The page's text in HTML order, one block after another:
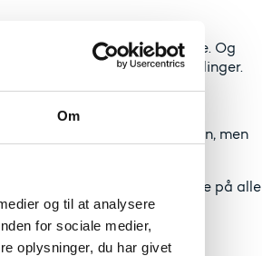
Om
og til at analysere
for sociale medier,
oplysninger, du har givet
i eksperimentelt arbejde. Og
med forskellige problemstillinger.
det fra sportens verden, men
og motiverede unge på alle
særlige potentiale.
som mål.